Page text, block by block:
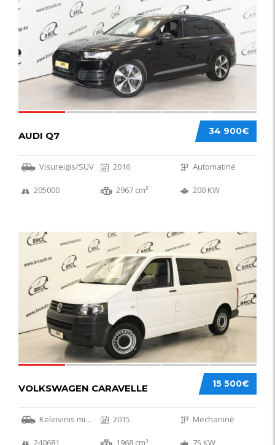
34 900€
AUDI Q7
Visureigis/SUV 2016 Automatinė
205000 2967 cm³ 200 KW
36
15 500€
VOLKSWAGEN CARAVELLE
Keleivinis mikroautobusas 2015 Mechaninė
240681 1968 cm³ 75 KW